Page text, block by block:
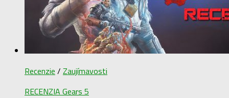
Recenzie / Zaujímavosti
RECENZIA Gears 5